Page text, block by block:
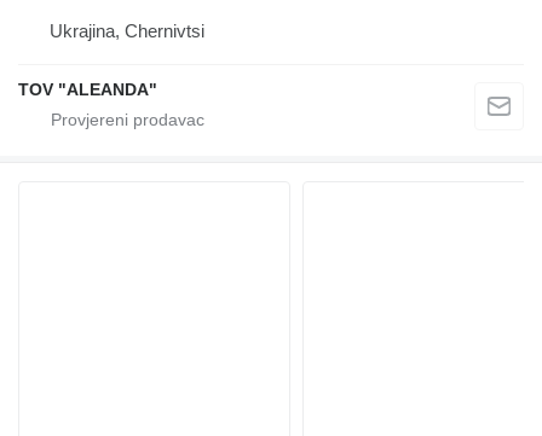
Ukrajina, Chernivtsi
TOV "ALEANDA"